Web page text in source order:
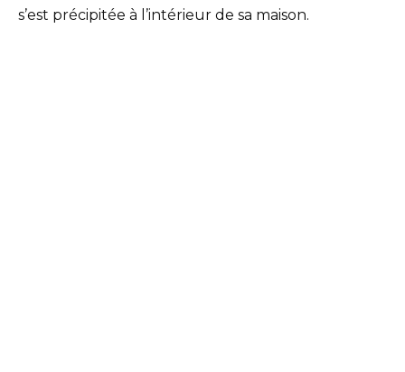
s’est précipitée à l’intérieur de sa maison.